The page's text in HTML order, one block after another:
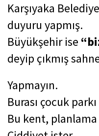
Karşıyaka
duyuru yapmış.
Büyükşehir ise
deyip çıkmış
Yapmayın.
Burası çocuk
Bu kent,